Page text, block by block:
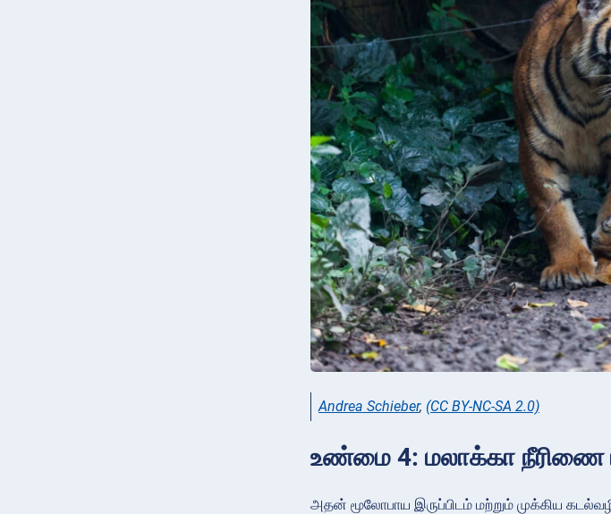
Andrea Schieber, (CC BY-NC-SA 2.0)
உண்மை 4: மலாக்கா நீரிணை
அதன் மூலோபாய இருப்பிடம் மற்றும் முக்கிய